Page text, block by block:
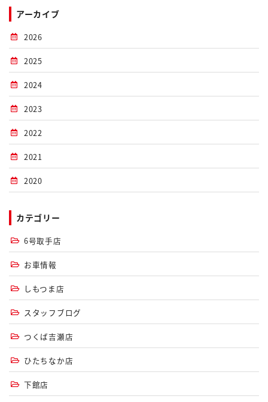
アーカイブ
2026
2025
2024
2023
2022
2021
2020
カテゴリー
6号取手店
お車情報
しもつま店
スタッフブログ
つくば吉瀬店
ひたちなか店
下館店